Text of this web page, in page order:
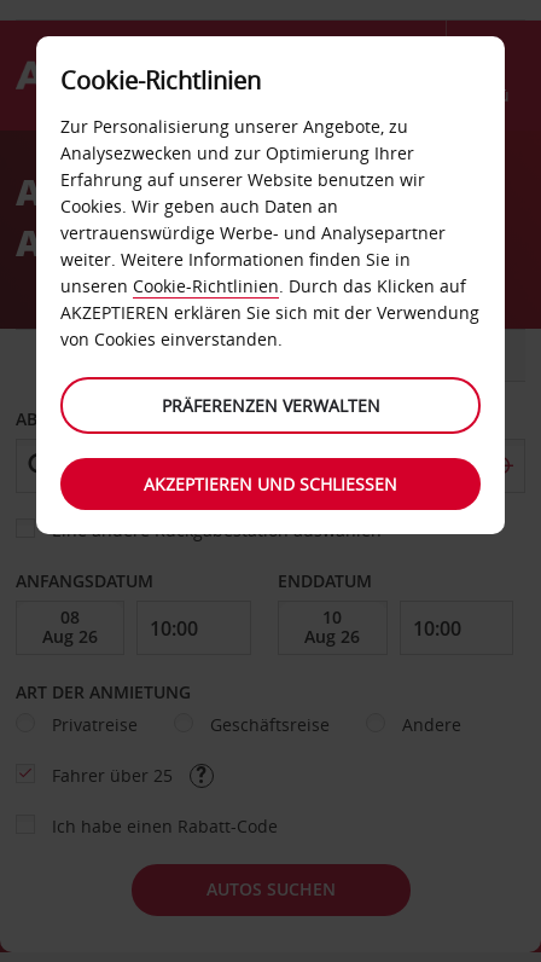
Menü
AvisAutovermietung
Annemasse Bahnhof
ABHOLEN VON
Eine andere Rückgabestation auswählen
ANFANGSDATUM ENDDATUM
ART DER ANMIETUNG
Privatreise
Geschäftsreise Andere
Fahrer über 25
Ich habe einen Rabatt-Code
AUTOS SUCHEN
Cookie-Richtlinien
Zur Personalisierung unserer Angebote, zu
Analysezwecken und zur Optimierung Ihrer
Erfahrung auf unserer Website benutzen wir
Cookies. Wir geben auch Daten an
vertrauenswürdige Werbe- und Analysepartner
weiter. Weitere Informationen finden Sie in
unseren Cookie-Richtlinien. Durch das Klicken auf
AKZEPTIEREN erklären Sie sich mit der Verwendung
von Cookies einverstanden.
PRÄFERENZEN VERWALTEN
AKZEPTIEREN UND SCHLIESSEN